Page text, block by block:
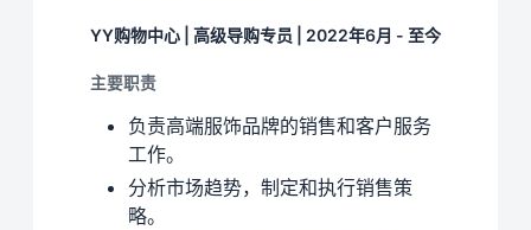
YY购物中心 | 高级导购专员 | 2022年6月 - 至今
主要职责
负责高端服饰品牌的销售和客户服务
工作。
分析市场趋势，制定和执行销售策
略。